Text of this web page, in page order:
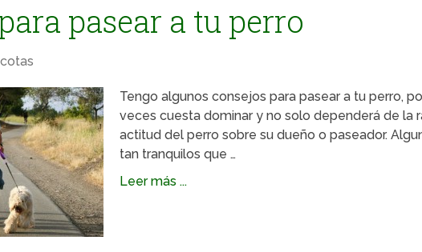
pasear a tu perro
Tengo algunos consejos para pasear a tu perro,
veces cuesta dominar y no solo dependerá de la
actitud del perro sobre su dueño o paseador.
tan tranquilos que …
Leer más ...